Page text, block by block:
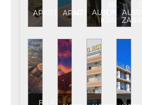
APARTAMENTAPARTAMENT****
BILET
AUTOKAROWY
KRAJOWY
BILET